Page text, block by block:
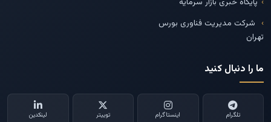
شرکت مدیریت فناوری بورس
تهران
ما را دنبال کنید
تلگرام اینستاگرام توییتر لینکدین